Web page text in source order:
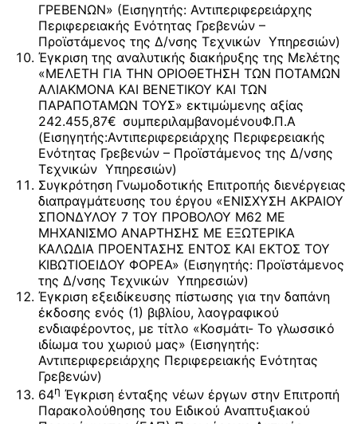
ΓΡΕΒΕΝΩΝ» (Εισηγητής: Αντιπεριφερειάρχης
Περιφερειακής Ενότητας Γρεβενών –
Προϊστάμενος της Δ/νσης Τεχνικών Υπηρεσιών)
Έγκριση της αναλυτικής διακήρυξης της Μελέτης
«ΜΕΛΕΤΗ ΓΙΑ ΤΗΝ ΟΡΙΟΘΕΤΗΣΗ ΤΩΝ ΠΟΤΑΜΩΝ
ΑΛΙΑΚΜΟΝΑ ΚΑΙ ΒΕΝΕΤΙΚΟΥ ΚΑΙ ΤΩΝ
ΠΑΡΑΠΟΤΑΜΩΝ ΤΟΥΣ» εκτιμώμενης αξίας
242.455,87€ συμπεριλαμβανομένουΦ.Π.Α
(Εισηγητής:Αντιπεριφερειάρχης Περιφερειακής
Ενότητας Γρεβενών – Προϊστάμενος της Δ/νσης
Τεχνικών Υπηρεσιών)
Συγκρότηση Γνωμοδοτικής Επιτροπής διενέργειας
διαπραγμάτευσης του έργου «ΕΝΙΣXΥΣΗ ΑΚΡΑIΟΥ
ΣΠΟΝΔΥΛΟΥ 7 ΤΟΥ ΠΡΟΒΟΛΟΥ Μ62 ΜΕ
ΜΗΧΑΝΙΣΜΟ ΑΝΑΡΤΗΣΗΣ ΜΕ ΕΞΩΤΕΡΙΚΑ
ΚΑΛΩΔΙΑ ΠΡΟΕΝΤΑΣΗΣ ΕΝΤΟΣ ΚΑΙ ΕΚΤΟΣ ΤΟΥ
ΚΙΒΩΤΙΟΕΙΔΟΥ ΦΟΡΕΑ» (Εισηγητής: Προϊστάμενος
της Δ/νσης Τεχνικών Υπηρεσιών)
Έγκριση εξειδίκευσης πίστωσης για την δαπάνη
έκδοσης ενός (1) βιβλίου, λαογραφικού
ενδιαφέροντος, με τίτλο «Κοσμάτι- Το γλωσσικό
ιδίωμα του χωριού μας» (Εισηγητής:
Αντιπεριφερειάρχης Περιφερειακής Ενότητας
Γρεβενών)
64η Έγκριση ένταξης νέων έργων στην Επιτροπή
Παρακολούθησης του Ειδικού Αναπτυξιακού